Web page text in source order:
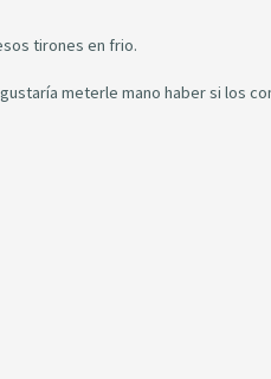
tirones en frio.
meterle mano haber si los